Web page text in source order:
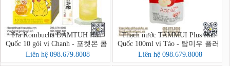
Trà Kombucha DAMTUH Hàn
Quốc 10 gói vị Chanh - 포켓몬 콤
부차 레몬 10입
Liên hệ 098.679.8008
Thạch nước TAMMUI Plus Hàn
Quốc 100ml vị Táo - 탐미우 플러
스 애플젤리
Liên hệ 098.679.8008